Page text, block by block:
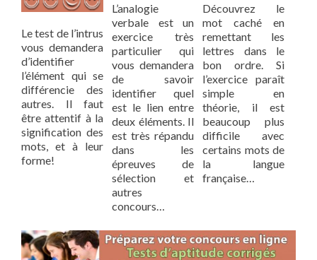
Le test de l’intrus
vous demandera
d’identifier
l’élément qui se
différencie des
autres. Il faut
être attentif à la
signification des
mots, et à leur
forme!
L’analogie
verbale est un
exercice très
particulier qui
vous demandera
de savoir
identifier quel
est le lien entre
deux éléments. Il
est très répandu
dans les
épreuves de
sélection et
autres
concours…
Découvrez le
mot caché en
remettant les
lettres dans le
bon ordre. Si
l’exercice paraît
simple en
théorie, il est
beaucoup plus
difficile avec
certains mots de
la langue
française…